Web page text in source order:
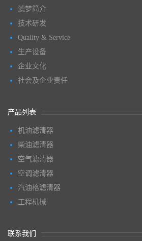
滤梦简介
技术研发
Quality & Service
生产设备
企业文化
社会及企业责任
产品列表
机油滤清器
柴油滤清器
空气滤清器
空调滤清器
汽油格滤清器
工程机械
联系我们